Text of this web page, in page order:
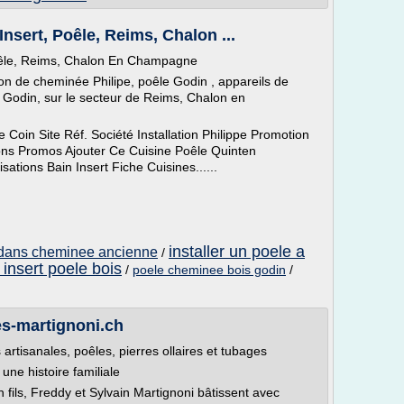
Poêle, Reims, Chalon ...
Reims, Chalon En Champagne
de cheminée Philipe, poêle Godin , appareils de
sur le secteur de Reims, Chalon en
Coin Site Réf. Société Installation Philippe Promotion
Promos Ajouter Ce Cuisine Poêle Quinten
Bain Insert Fiche Cuisines......
cheminee ancienne / installer un poele a
poele bois / poele cheminee bois godin /
martignoni.ch
poêles, pierres ollaires et tubages
histoire familiale
Freddy et Sylvain Martignoni bâtissent avec